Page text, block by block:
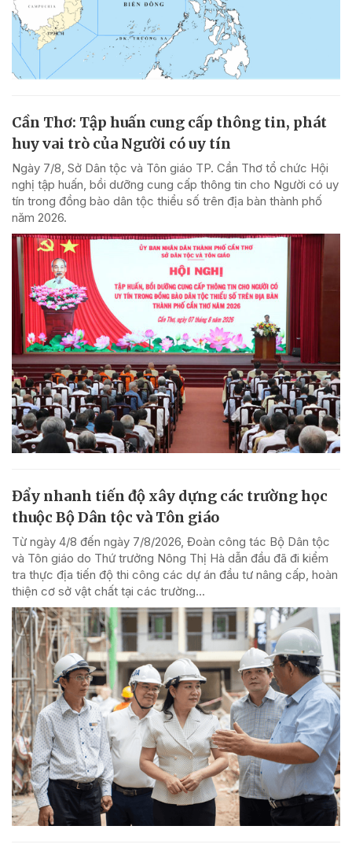
Cần Thơ: Tập huấn cung cấp thông tin, phát
huy vai trò của Người có uy tín
Ngày 7/8, Sở Dân tộc và Tôn giáo TP. Cần Thơ tổ chức Hội
nghị tập huấn, bồi dưỡng cung cấp thông tin cho Người có uy
tín trong đồng bào dân tộc thiểu số trên địa bàn thành phố
năm 2026.
Đẩy nhanh tiến độ xây dựng các trường học
thuộc Bộ Dân tộc và Tôn giáo
Từ ngày 4/8 đến ngày 7/8/2026, Đoàn công tác Bộ Dân tộc
và Tôn giáo do Thứ trưởng Nông Thị Hà dẫn đầu đã đi kiểm
tra thực địa tiến độ thi công các dự án đầu tư nâng cấp, hoàn
thiện cơ sở vật chất tại các trường...